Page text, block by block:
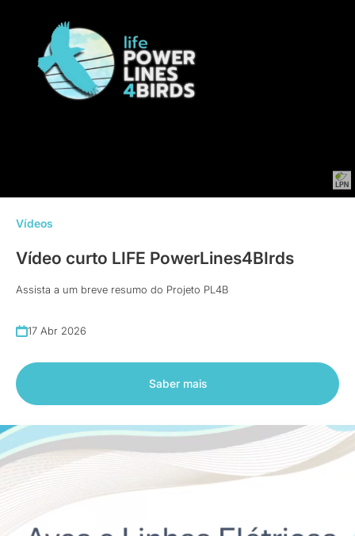
Vídeos
Vídeo curto LIFE PowerLines4BIrds
Assista a um breve resumo do Projeto PL4B
17 Abr 2026
Saber mais